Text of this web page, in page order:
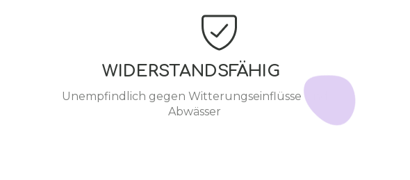
WIDERSTANDSFÄHIG
Unempfindlich gegen Witterungseinflüsse und
Abwässer